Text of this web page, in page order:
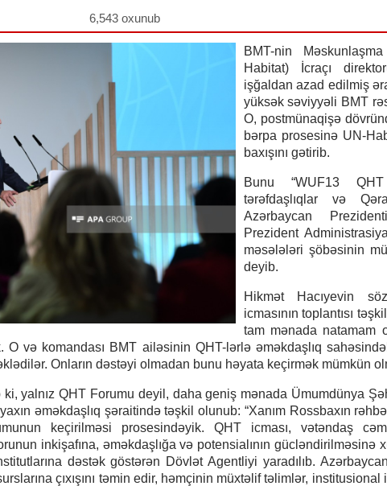
6,543 oxunub
BMT-nin
Habitat) İcraçı
işğaldan azad edilmiş
yüksək səviyyəli BMT
O, postmünaqişə
bərpa prosesinə UN-
baxışını gətirib.
Bunu “WUF13
tərəfdaşlıqlar və
Azərbaycan
Prezident
məsələləri şöbəsinin
deyib.
Hikmət Hacıyevin
icmasının toplantısı
tam mənada natamam
O və komandası BMT ailəsinin QHT-lərlə əməkdaşlıq
Onların dəstəyi olmadan bunu həyata keçirmək mümkün
yalnız QHT Forumu deyil, daha geniş mənada Ümumdünya
əməkdaşlıq şəraitində təşkil olunub: “Xanım Rossbaxın
keçirilməsi prosesindəyik. QHT icması, vətəndaş
inkişafına, əməkdaşlığa və potensialının gücləndirilməsinə
dəstək göstərən Dövlət Agentliyi yaradılıb.
çıxışını təmin edir, həmçinin müxtəlif təlimlər,